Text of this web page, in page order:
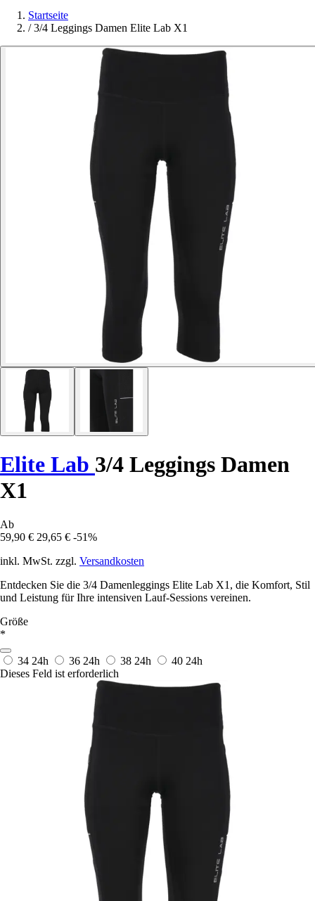
Startseite
/ 3/4 Leggings Damen Elite Lab X1
Elite Lab 3/4 Leggings Damen
X1
Ab
59,90 € 29,65 € -51%
inkl. MwSt. zzgl. Versandkosten
Entdecken Sie die 3/4 Damenleggings Elite Lab X1, die Komfort, Stil
und Leistung für Ihre intensiven Lauf-Sessions vereinen.
Größe
*
34 24h 36 24h 38 24h 40 24h
Dieses Feld ist erforderlich